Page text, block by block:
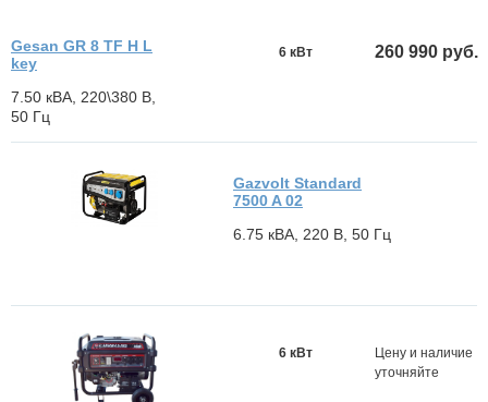
Gesan GR 8 TF H L
key
7.50 кВА, 220\380 В,
50 Гц
260 990 руб.
6 кВт
Gazvolt Standard
7500 A 02
6.75 кВА, 220 В, 50 Гц
Цену и наличие
уточняйте
6 кВт